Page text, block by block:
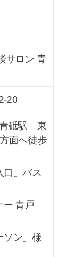
サロン 青
20
砥駅」東
面へ徒歩
口」バス
ー 青戸
ソン」様